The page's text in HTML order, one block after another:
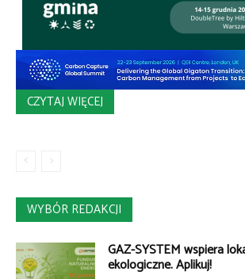
CZYTAJ WIĘCEJ
WYBÓR REDAKCJI
GAZ-SYSTEM wspiera
ekologiczne. Aplikuj!